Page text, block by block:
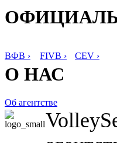
ВФВ › FIVB › CEV ›
О НАС
Об агентстве